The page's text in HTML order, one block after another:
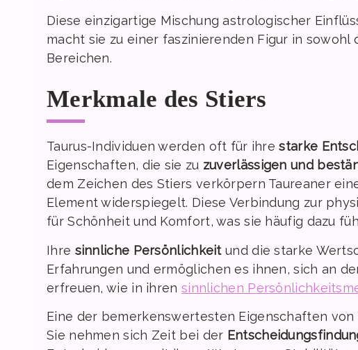
Diese einzigartige Mischung astrologischer
macht sie zu einer faszinierenden Figur in
Bereichen.
Merkmale des Stiers
Taurus-Individuen werden oft für ihrestarke
Eigenschaften, die sie zu zuverlässigen und
dem Zeichen des Stiers verkörpern Taureaner
Element widerspiegelt. Diese Verbindung zur
für Schönheit und Komfort, was sie häufig dazu
Ihre sinnliche Persönlichkeitund die starke
Erfahrungen und ermöglichen es ihnen, sich an
erfreuen, wie in ihren sinnlichen
Eine der bemerkenswertesten Eigenschaften von
Sie nehmen sich Zeit bei der